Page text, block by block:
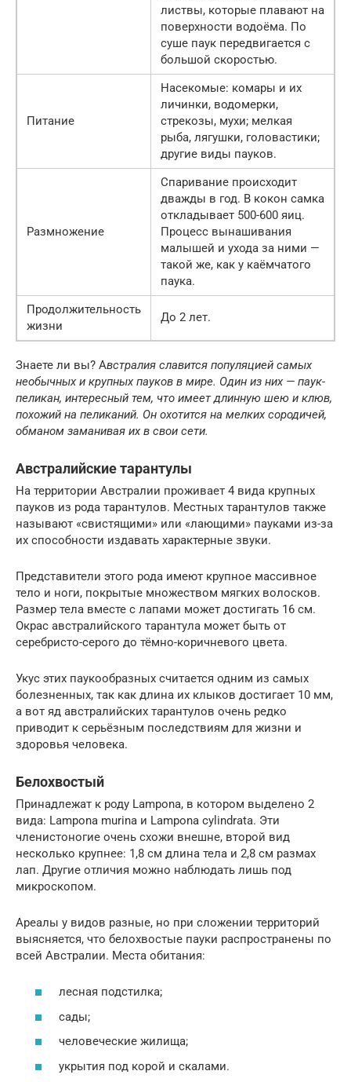
листвы, которые плавают на
поверхности водоёма. По
суше паук передвигается с
большой скоростью.
Питание
Насекомые: комары и их
личинки, водомерки,
стрекозы, мухи; мелкая
рыба, лягушки, головастики;
другие виды пауков.
Размножение
Спаривание происходит
дважды в год. В кокон самка
откладывает 500-600 яиц.
Процесс вынашивания
малышей и ухода за ними —
такой же, как у каёмчатого
паука.
Продолжительность
жизни
До 2 лет.
Знаете ли вы? Австралия славится популяцией самых
необычных и крупных пауков в мире. Один из них — паук-
пеликан, интересный тем, что имеет длинную шею и клюв,
похожий на пеликаний. Он охотится на мелких сородичей,
обманом заманивая их в свои сети.
Австралийские тарантулы
На территории Австралии проживает 4 вида крупных
пауков из рода тарантулов. Местных тарантулов также
называют «свистящими» или «лающими» пауками из-за
их способности издавать характерные звуки.
Представители этого рода имеют крупное массивное
тело и ноги, покрытые множеством мягких волосков.
Размер тела вместе с лапами может достигать 16 см.
Окрас австралийского тарантула может быть от
серебристо-серого до тёмно-коричневого цвета.
Укус этих паукообразных считается одним из самых
болезненных, так как длина их клыков достигает 10 мм,
а вот яд австралийских тарантулов очень редко
приводит к серьёзным последствиям для жизни и
здоровья человека.
Белохвостый
Принадлежат к роду Lampona, в котором выделено 2
вида: Lampona murina и Lampona cylindrata. Эти
членистоногие очень схожи внешне, второй вид
несколько крупнее: 1,8 см длина тела и 2,8 см размах
лап. Другие отличия можно наблюдать лишь под
микроскопом.
Ареалы у видов разные, но при сложении территорий
выясняется, что белохвостые пауки распространены по
всей Австралии. Места обитания:
лесная подстилка;
сады;
человеческие жилища;
укрытия под корой и скалами.